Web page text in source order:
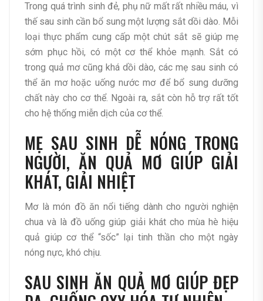
Trong quá trình sinh đẻ, phụ nữ mất rất nhiều máu, vì
thế sau sinh cần bổ sung một lượng sắt dồi dào. Mỗi
loại thực phẩm cung cấp một chút sắt sẽ giúp mẹ
sớm phục hồi, có một cơ thể khỏe mạnh. Sắt có
trong quả mơ cũng khá dồi dào, các mẹ sau sinh có
thể ăn mơ hoặc uống nước mơ để bổ sung dưỡng
chất này cho cơ thể. Ngoài ra, sắt còn hỗ trợ rất tốt
cho hệ thống miễn dịch của cơ thể.
MẸ SAU SINH DỄ NÓNG TRONG
NGƯỜI, ĂN QUẢ MƠ GIÚP GIẢI
KHÁT, GIẢI NHIỆT
Mơ là món đồ ăn nổi tiếng dành cho người nghiện
chua và là đồ uống giúp giải khát cho mùa hè hiệu
quả giúp cơ thể “sốc” lại tinh thần cho một ngày
nóng nực, khó chịu.
SAU SINH ĂN QUẢ MƠ GIÚP ĐẸP